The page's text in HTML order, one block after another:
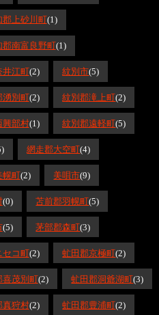
郡上砂川町(1)
郡南富良野町(1)
井江町(2) 紋別市(5)
湧別町(2) 紋別郡滝上町(2)
興部村(1) 紋別郡遠軽町(5)
網走郡大空町(4)
幌町(2) 美唄市(9)
(0) 苫前郡羽幌町(5)
(5) 茅部郡森町(3)
セコ町(2) 虻田郡京極町(2)
喜茂別町(2) 虻田郡洞爺湖町(3)
真狩村(2) 虻田郡豊浦町(2)